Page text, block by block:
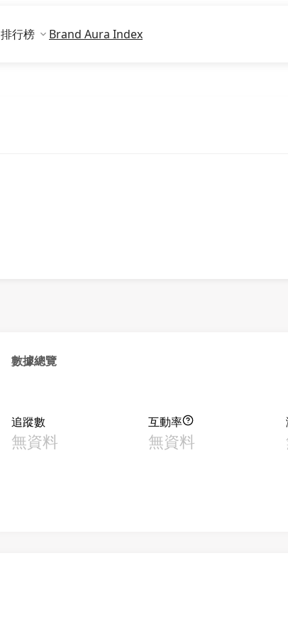
排行榜 Brand Aura Index
數據總覽
追蹤數
無資料
互動率
無資料